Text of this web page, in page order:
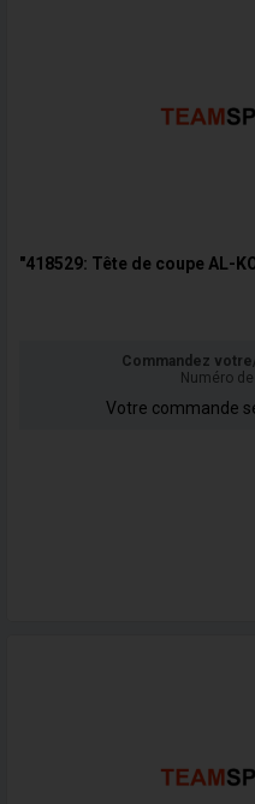
"418529: Tête de coupe AL-
Commandez
Numéro
Votre commande